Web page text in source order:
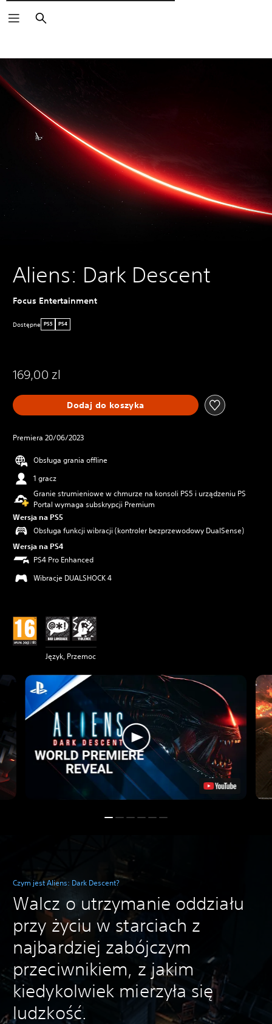
Wyszukaj
Aliens: Dark Descent
Focus Entertainment
Dostępne PS5 PS4
169,00 zl
Dodaj do koszyka
Premiera 20/06/2023
Obsługa grania offline
1 gracz
Granie strumieniowe w chmurze na konsoli PS5 i urządzeniu PS
Portal wymaga subskrypcji Premium
Wersja na PS5
Obsługa funkcji wibracji (kontroler bezprzewodowy DualSense)
Wersja na PS4
PS4 Pro Enhanced
Wibracje DUALSHOCK 4
Język, Przemoc
Czym jest Aliens: Dark Descent?
Walcz o utrzymanie oddziału
przy życiu w starciach z
najbardziej zabójczym
przeciwnikiem, z jakim
kiedykolwiek mierzyła się
ludzkość.